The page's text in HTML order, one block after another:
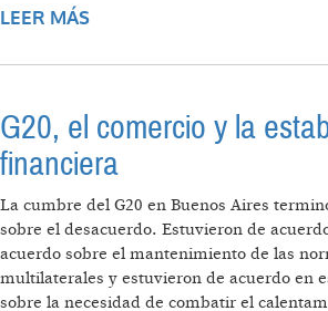
LEER MÁS
G20, el comercio y la
financiera
La cumbre del G20 en Buenos Aires
sobre el desacuerdo. Estuvieron de
acuerdo sobre el mantenimiento de las
multilaterales y estuvieron de acuerdo en
sobre la necesidad de combatir el